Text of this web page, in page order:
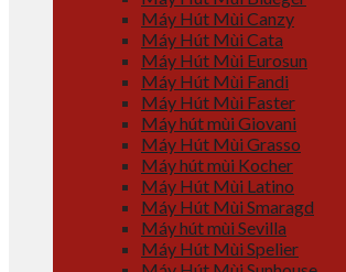
Máy Hút Mùi Canzy
Máy Hút Mùi Cata
Máy Hút Mùi Eurosun
Máy Hút Mùi Fandi
Máy Hút Mùi Faster
Máy hút mùi Giovani
Máy Hút Mùi Grasso
Máy hút mùi Kocher
Máy Hút Mùi Latino
Máy Hút Mùi Smaragd
Máy hút mùi Sevilla
Máy Hút Mùi Spelier